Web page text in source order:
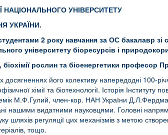
НАЦІОНАЛЬНОГО УНІВЕРСИТЕТУ
УКРАЇНИ.
2 року навчання за ОС бакалавр зі
університету біоресурсів і
біохімії рослин та біоенергетики професор
досягненнях його колективу напередодні 100-
хімії та біотехнології. Історія Інституту
М.Ф.Гулий, член-кор. НАН України
нашими видатними науковцями. Головні
регуляції цих механізмів з метою
тощо.